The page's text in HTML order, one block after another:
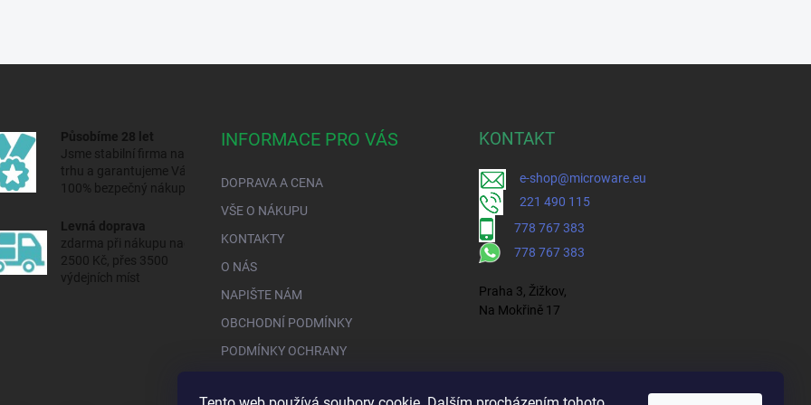
Působíme 28 let
Jsme stabilní firma na
trhu a garantujeme Vám
100% bezpečný nákup.
Levná doprava
zdarma při nákupu nad
2500 Kč, přes 3500
výdejních míst
INFORMACE PRO VÁS
DOPRAVA A CENA
VŠE O NÁKUPU
KONTAKTY
O NÁS
NAPIŠTE NÁM
OBCHODNÍ PODMÍNKY
PODMÍNKY OCHRANY
KONTAKT
e-shop@microware.eu
221 490 115
778 767 383
778 767 383
Praha 3, Žižkov,
Na Mokřině 17